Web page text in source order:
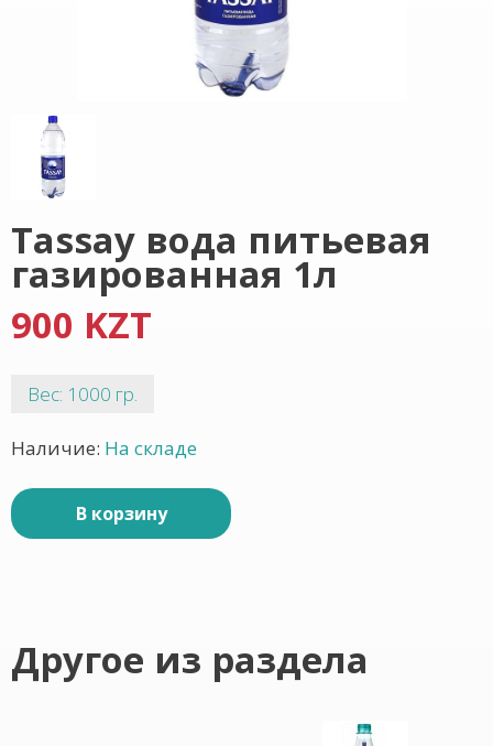
Tassay вода питьевая
газированная 1л
900 KZT
Вес: 1000 гр.
Наличие: На складе
В корзину
Другое из раздела